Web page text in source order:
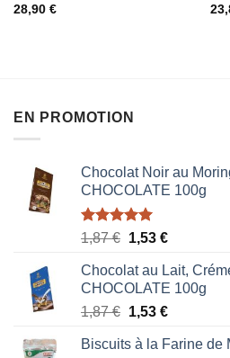
0
28,90 €
0
EN PROMOTION
Chocolat Noir au
CHOCOLATE 100g
Note5.00
1,87€ Le
initial
était :
1,87 €.
1,53 €Le
actuel
est :
1,53 €.
Chocolat au Lait,
CHOCOLATE 100g
1,87€ Le
initial
1,53 €Le
actuel
Biscuits à la Farine de